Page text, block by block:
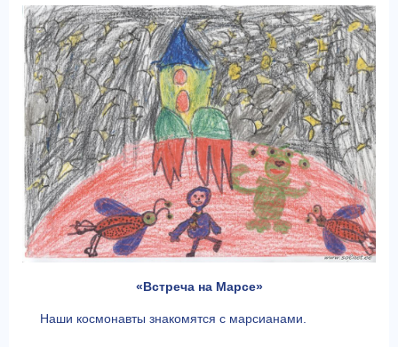
«Встреча на Марсе»
Наши космонавты знакомятся с марсианами.